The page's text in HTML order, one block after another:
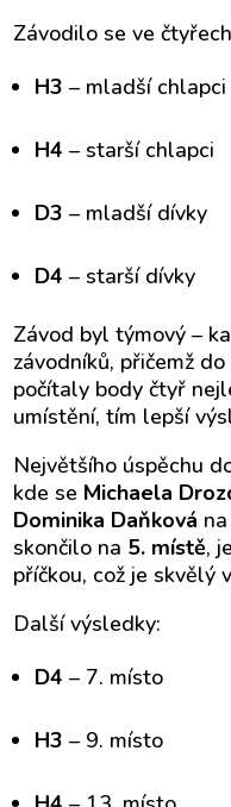
Závodilo se ve
H3 – mladší chlapci
H4 – starší chlapci
D3 – mladší dívky
D4 – starší dívky
Závod byl týmový –
závodníků, přičemž
počítaly body čtyř
umístění, tím lepší
Největšího úspěchu
kde se Michaela
Dominika Daňková
skončilo na 5. místě,
příčkou, což je skvělý
Další výsledky:
D4 – 7. místo
H3 – 9. místo